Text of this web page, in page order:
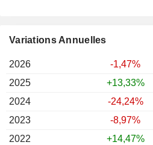
Variations Annuelles
2026
-1,47%
2025
+13,33%
2024
-24,24%
2023
-8,97%
2022
+14,47%